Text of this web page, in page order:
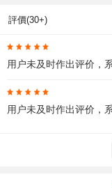
評價(30+)
用户未及时作出评价，
用户未及时作出评价，